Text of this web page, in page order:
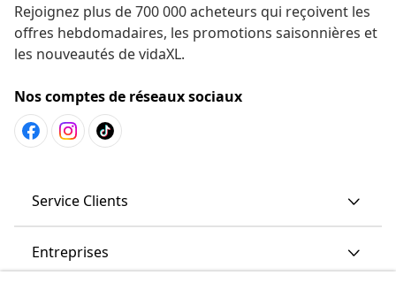
Rejoignez plus de 700 000 acheteurs qui reçoivent les
offres hebdomadaires, les promotions saisonnières et
les nouveautés de vidaXL.
Nos comptes de réseaux sociaux
Service Clients
Entreprises